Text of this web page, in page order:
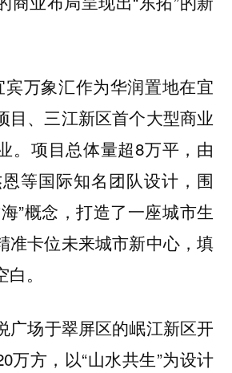
宾万象汇作为华润置地在宜
目、三江新区首个大型商业
。项目总体量超8万平，由
等国际知名团队设计，围
”概念，打造了一座城市生
准卡位未来城市新中心，填
。
广场于翠屏区的岷江新区开
万方，以“山水共生”为设计